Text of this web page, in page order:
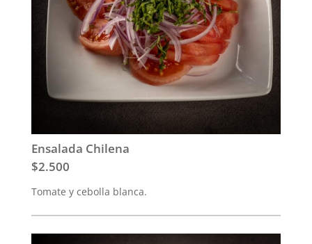
Ensalada Chilena
$2.500
Tomate y cebolla blanca.